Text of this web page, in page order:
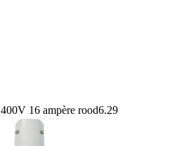
16 ampère rood6.29